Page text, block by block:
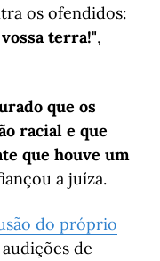
os ofendidos:
terra!",
que os
racial e que
que houve um
a juíza.
do próprio
de